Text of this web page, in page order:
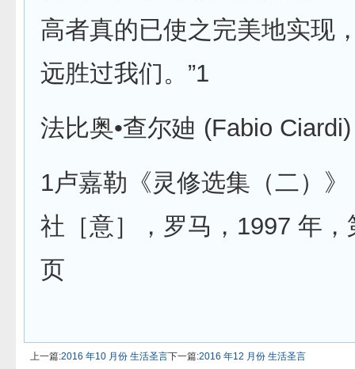
高者真的已使之完美地实现
远胜过我们。”1
法比奥•查尔廸 (Fabio
1卢嘉勒《灵修选集（二）
社［意］，罗马，1997 年，
页
上一篇:2016 年10 月份 生活圣言下一篇:2016 年12 月份 生活圣言